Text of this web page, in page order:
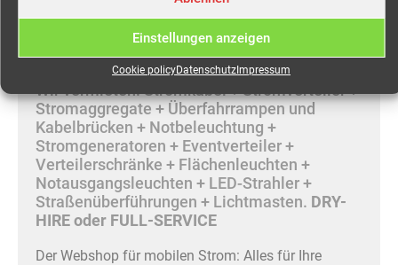
Einstellungen anzeigen
Cookie policyDatenschutz Impressum
Kontrolleuchten
Mieten Sie Ihre mobile Stromversorgung
online bei MEEVI-rent in Stuttgart.
Wir vermieten: Stromkabel + Stromverteiler +
Stromaggregate + Überfahrrampen und
Kabelbrücken + Notbeleuchtung +
Stromgeneratoren + Eventverteiler +
Verteilerschränke + Flächenleuchten +
Notausgangsleuchten + LED-Strahler +
Straßenüberführungen + Lichtmasten. DRY-
HIRE oder FULL-SERVICE
Der Webshop für mobilen Strom: Alles für Ihre